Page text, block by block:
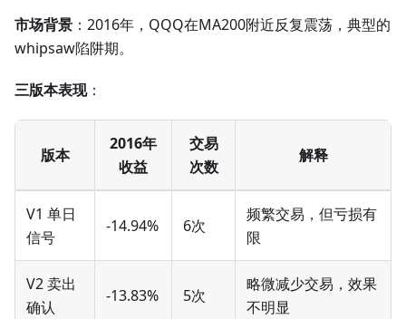
市场背景 ：2016年，QQQ在MA200附近反复震荡，典型的
whipsaw陷阱期。
三版本表现：
版本
2016年
收益
交易
次数
解释
V1 单日
信号
-14.94% 6次
频繁交易，但亏损有
限
V2 卖出
确认
-13.83% 5次
略微减少交易，效果
不明显